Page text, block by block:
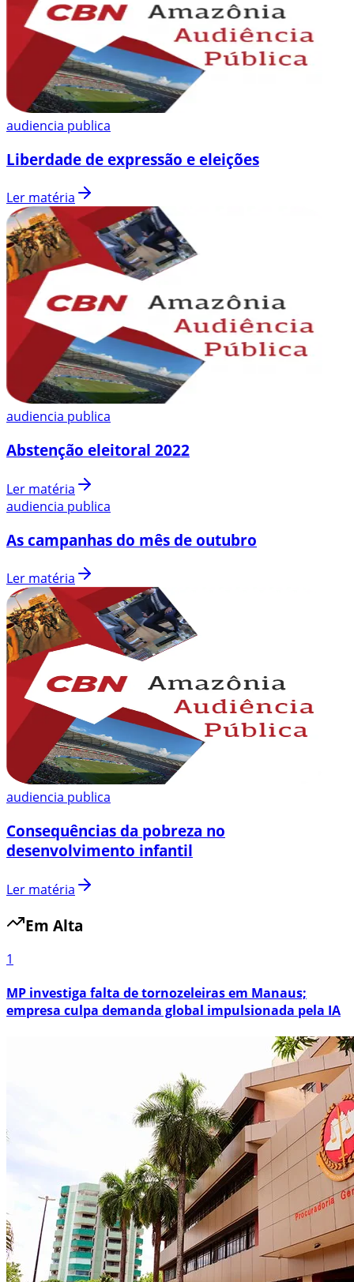
audiencia publica
Liberdade de expressão e eleições
Ler matéria
audiencia publica
Abstenção eleitoral 2022
Ler matéria
audiencia publica
As campanhas do mês de outubro
Ler matéria
audiencia publica
Consequências da pobreza no
desenvolvimento infantil
Ler matéria
Em Alta
1
MP investiga falta de tornozeleiras em Manaus;
empresa culpa demanda global impulsionada pela IA